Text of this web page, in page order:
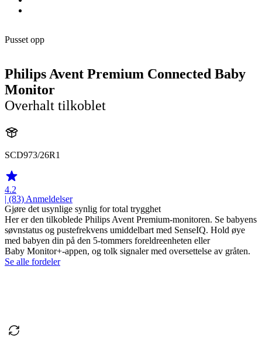
Pusset opp
Philips Avent Premium Connected Baby
Monitor
Overhalt tilkoblet
SCD973/26R1
4.2
| (83) Anmeldelser
Gjøre det usynlige synlig for total trygghet
Her er den tilkoblede Philips Avent Premium-monitoren. Se babyens
søvnstatus og pustefrekvens umiddelbart med SenseIQ. Hold øye
med babyen din på den 5-tommers foreldreenheten eller
Baby Monitor+-appen, og tolk signaler med oversettelse av gråten.
Se alle fordeler